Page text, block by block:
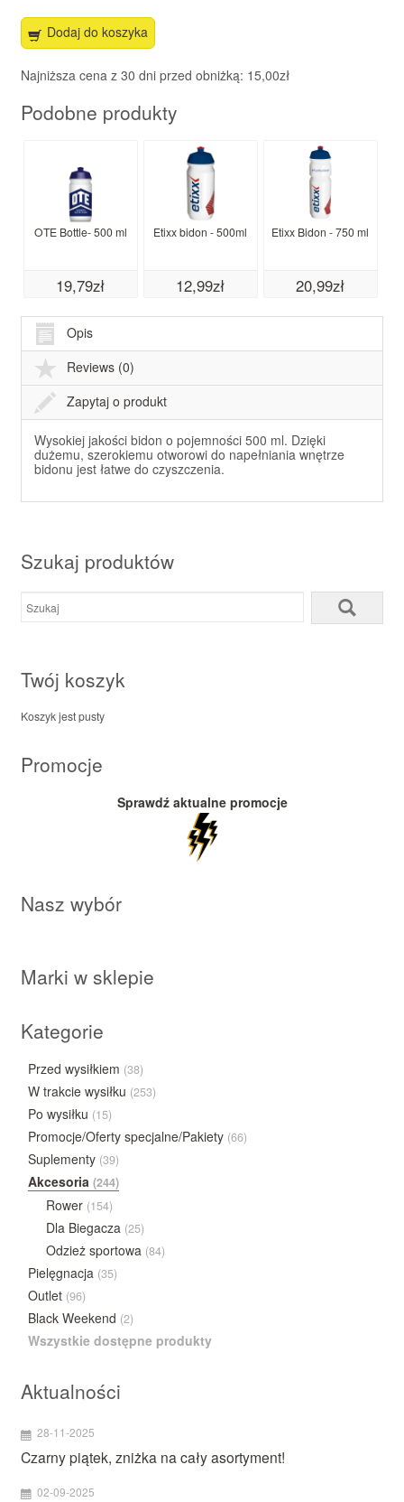
Dodaj do koszyka
Najniższa cena z 30 dni przed obniżką: 15,00zł
Podobne produkty
OTE Bottle- 500 ml
19,79zł
Etixx bidon - 500ml
12,99zł
Etixx Bidon - 750 ml
20,99zł
Opis
Reviews (0)
Zapytaj o produkt
Wysokiej jakości bidon o pojemności 500 ml. Dzięki
dużemu, szerokiemu otworowi do napełniania wnętrze
bidonu jest łatwe do czyszczenia.
Szukaj produktów
Twój koszyk
Koszyk jest pusty
Promocje
Sprawdź aktualne promocje
Nasz wybór
Marki w sklepie
Kategorie
Przed wysiłkiem (38)
W trakcie wysiłku (253)
Po wysiłku (15)
Promocje/Oferty specjalne/Pakiety (66)
Suplementy (39)
Akcesoria (244)
Rower (154)
Dla Biegacza (25)
Odzież sportowa (84)
Pielęgnacja (35)
Outlet (96)
Black Weekend (2)
Wszystkie dostępne produkty
Aktualności
28-11-2025
Czarny piątek, zniżka na cały asortyment!
02-09-2025